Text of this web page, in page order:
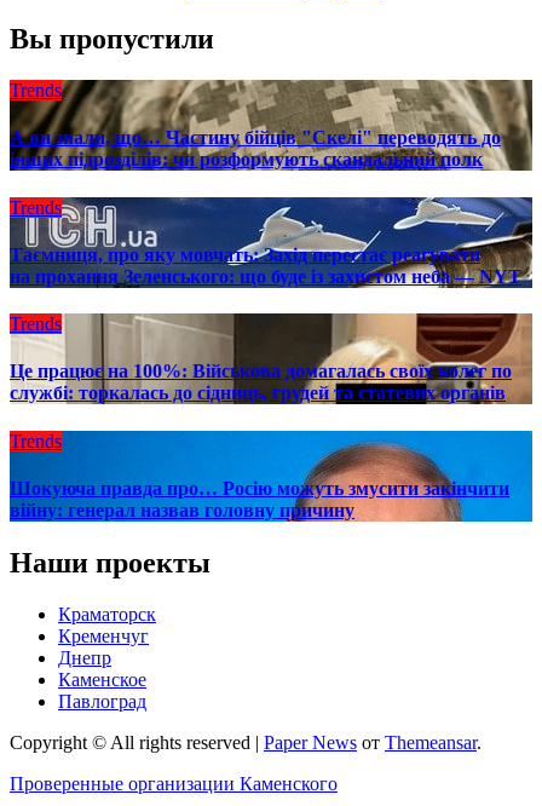
Вы пропустили
Trends
А ви знали, що… Частину бійців "Скелі" переводять до
інших підрозділів: чи розформують скандальний полк
Trends
Таємниця, про яку мовчать: Захід перестає реагувати
на прохання Зеленського: що буде із захистом неба — NYT
Trends
Це працює на 100%: Військова домагалась своїх колег по
службі: торкалась до сідниць, грудей та статевих органів
Trends
Шокуюча правда про… Росію можуть змусити закінчити
війну: генерал назвав головну причину
Наши проекты
Краматорск
Кременчуг
Днепр
Каменское
Павлоград
Copyright © All rights reserved | Paper News от Themeansar.
Проверенные организации Каменского